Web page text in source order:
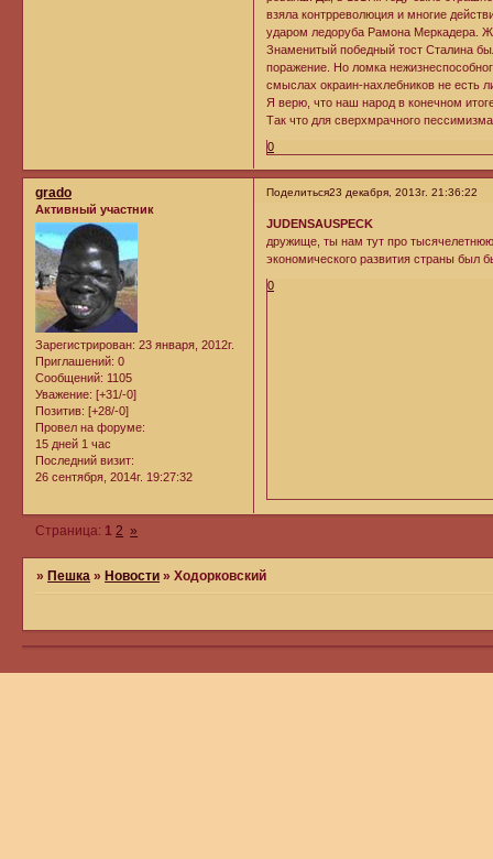
взяла контрреволюция и многие
ударом ледоруба Рамона Меркадера.
Знаменитый победный тост Сталина
поражение. Но ломка
смыслах окраин-нахлебников не есть
Я верю, что наш народ в конечном
Так что для сверхмрачного
0
Поделиться23 декабря, 2013г. 21:36:22
grado
Активный участник
Зарегистрирован: 23 января, 2012г.
Приглашений: 0
Сообщений: 1105
Уважение: [+31/-0]
Позитив: [+28/-0]
Провел на форуме:
15 дней 1 час
Последний визит:
26 сентября, 2014г. 19:27:32
JUDENSAUSPECK
дружище, ты нам тут про
экономического развития страны был
0
Страница: 1 2 »
» Пешка » Новости »Ходорковский